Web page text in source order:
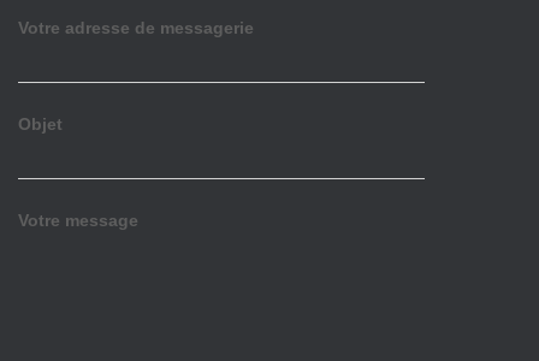
Votre adresse de messagerie
Objet
Votre message